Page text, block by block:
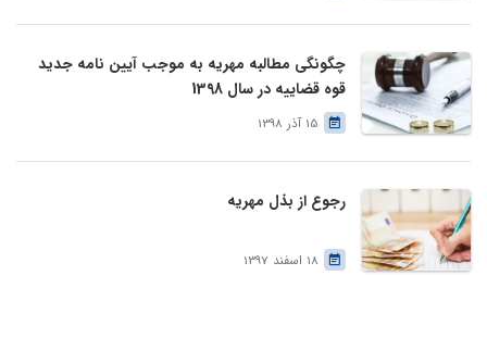
چگونگی مطالبه مهریه به موجب آیین نامه جدید
قوه قضاییه در سال 1398
15 آذر 1398
رجوع از بذل مهریه
18 اسفند 1397